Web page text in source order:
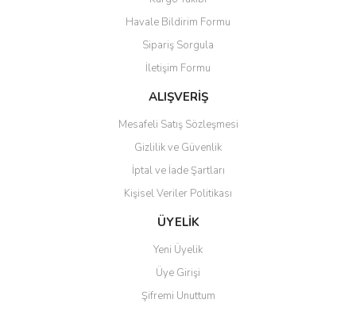
Havale Bildirim Formu
Sipariş Sorgula
İletişim Formu
ALIŞVERİŞ
Mesafeli Satış Sözleşmesi
Gizlilik ve Güvenlik
İptal ve İade Şartları
Kişisel Veriler Politikası
ÜYELİK
Yeni Üyelik
Üye Girişi
Şifremi Unuttum